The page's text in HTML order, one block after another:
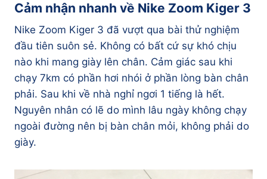
Cảm nhận nhanh về Nike Zoom Kiger 3
Nike Zoom Kiger 3 đã vượt qua bài thử nghiệm
đầu tiên suôn sẻ. Không có bất cứ sự khó chịu
nào khi mang giày lên chân. Cảm giác sau khi
chạy 7km có phần hơi nhói ở phần lòng bàn chân
phải. Sau khi về nhà nghỉ ngơi 1 tiếng là hết.
Nguyên nhân có lẽ do mình lâu ngày không chạy
ngoài đường nên bị bàn chân mỏi, không phải do
giày.